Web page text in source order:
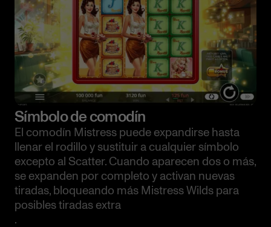
Símbolo de comodín
El comodín Mistress puede expandirse hasta
llenar el rodillo y sustituir a cualquier símbolo
excepto al Scatter. Cuando aparecen dos o más,
se expanden por completo y activan nuevas
tiradas, bloqueando más Mistress Wilds para
posibles tiradas extra
.